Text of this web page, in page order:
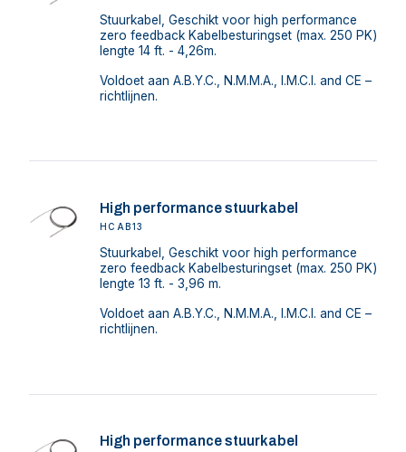
Stuurkabel, Geschikt voor high performance
zero feedback Kabelbesturingset (max. 250 PK)
lengte 14 ft. - 4,26m.
Voldoet aan A.B.Y.C., N.M.M.A., I.M.C.I. and CE –
richtlijnen.
High performance stuurkabel
HCAB13
Stuurkabel, Geschikt voor high performance
zero feedback Kabelbesturingset (max. 250 PK)
lengte 13 ft. - 3,96 m.
Voldoet aan A.B.Y.C., N.M.M.A., I.M.C.I. and CE –
richtlijnen.
High performance stuurkabel